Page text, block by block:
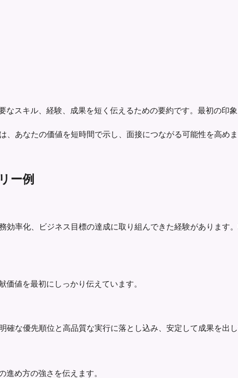
なスキル、経験、成果を短く伝えるための要約です。最初の印
、あなたの価値を短時間で示し、面接につながる可能性を高めま
ー例
効率化、ビジネス目標の達成に取り組んできた経験があります
価値を最初にしっかり伝えています。
確な優先順位と高品質な実行に落とし込み、安定して成果を出
進め方の強さを伝えます。